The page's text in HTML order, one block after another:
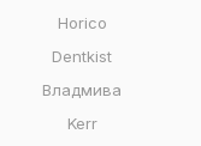
Horico
Dentkist
Владмива
Kerr